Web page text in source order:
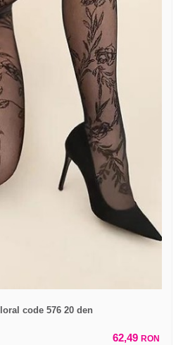
code 576 20 den
62,49 RON